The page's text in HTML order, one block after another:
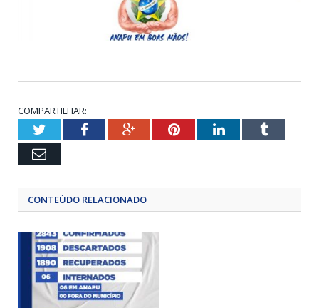
COMPARTILHAR:
TwitterFacebookGoogle+PinterestLinkedInTumblr
Email
CONTEÚDO RELACIONADO